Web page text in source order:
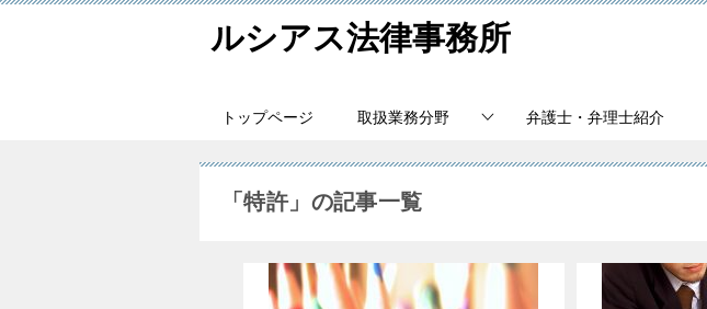
ルシアス法律事務所
トップページ 取扱業務分野 弁護士・弁理士紹介
「特許」の記事一覧